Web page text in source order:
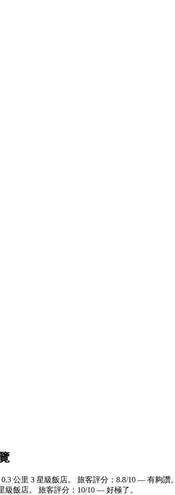
公里 3 星級飯店。 旅客評分：8.8/10 — 有夠讚。
飯店。 旅客評分：10/10 — 好極了。